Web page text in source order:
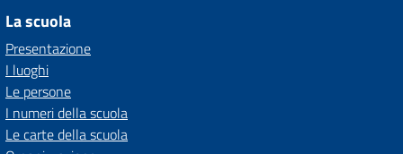
La scuola
Presentazione
I luoghi
Le persone
I numeri della scuola
Le carte della scuola